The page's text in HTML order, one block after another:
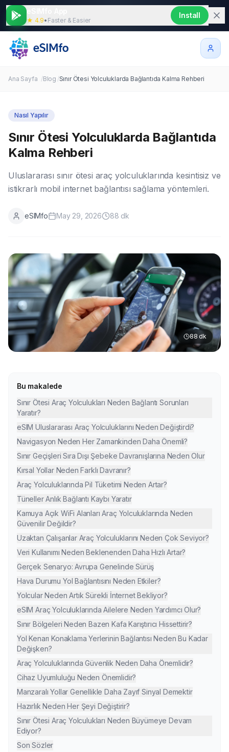
★ 4.9• Faster & Easier
Install
Ana Sayfa /Blog /Sınır Ötesi Yolculuklarda Bağlantıda Kalma Rehberi
Nasıl Yapılır
Sınır Ötesi Yolculuklarda Bağlantıda
Kalma Rehberi
Uluslararası sınır ötesi araç yolculuklarında kesintisiz ve
istikrarlı mobil internet bağlantısı sağlama yöntemleri.
eSIMfo May 29, 2026 88 dk
88 dk
Bu makalede
Sınır Ötesi Araç Yolculukları Neden Bağlantı Sorunları
Yaratır?
eSIM Uluslararası Araç Yolculuklarını Neden Değiştirdi?
Navigasyon Neden Her Zamankinden Daha Önemli?
Sınır Geçişleri Sıra Dışı Şebeke Davranışlarına Neden Olur
Kırsal Yollar Neden Farklı Davranır?
Araç Yolculuklarında Pil Tüketimi Neden Artar?
Tüneller Anlık Bağlantı Kaybı Yaratır
Kamuya Açık WiFi Alanları Araç Yolculuklarında Neden
Güvenilir Değildir?
Uzaktan Çalışanlar Araç Yolculuklarını Neden Çok Seviyor?
Veri Kullanımı Neden Beklenenden Daha Hızlı Artar?
Gerçek Senaryo: Avrupa Genelinde Sürüş
Hava Durumu Yol Bağlantısını Neden Etkiler?
Yolcular Neden Artık Sürekli İnternet Bekliyor?
eSIM Araç Yolculuklarında Ailelere Neden Yardımcı Olur?
Sınır Bölgeleri Neden Bazen Kafa Karıştırıcı Hissettirir?
Yol Kenarı Konaklama Yerlerinin Bağlantısı Neden Bu Kadar
Değişken?
Araç Yolculuklarında Güvenlik Neden Daha Önemlidir?
Cihaz Uyumluluğu Neden Önemlidir?
Manzaralı Yollar Genellikle Daha Zayıf Sinyal Demektir
Hazırlık Neden Her Şeyi Değiştirir?
Sınır Ötesi Araç Yolculukları Neden Büyümeye Devam
Ediyor?
Son Sözler